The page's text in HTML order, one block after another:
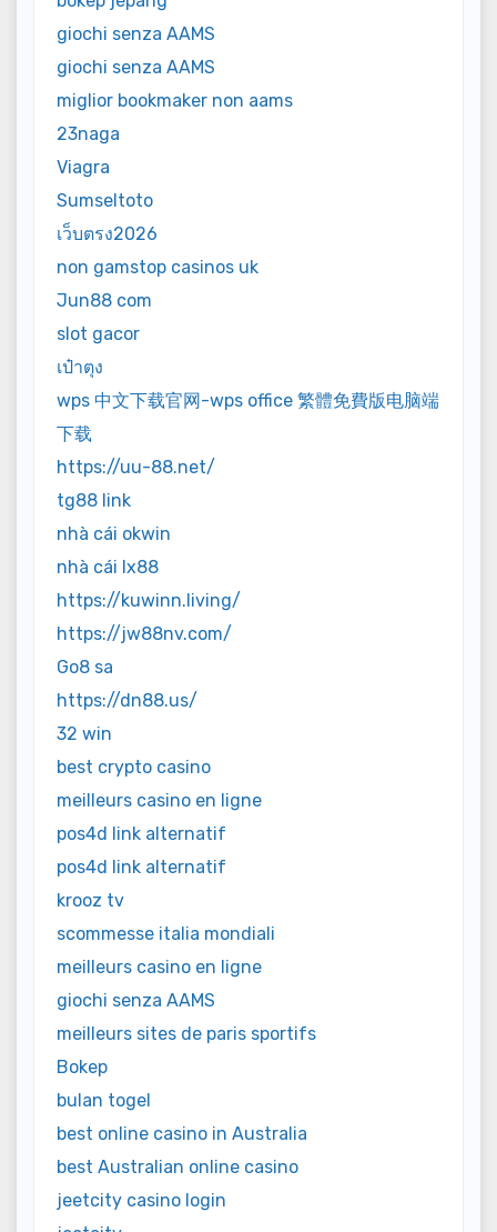
giochi senza AAMS
giochi senza AAMS
miglior bookmaker non aams
23naga
Viagra
Sumseltoto
เว็บตรง2026
non gamstop casinos uk
Jun88 com
slot gacor
เป๋าตุง
wps 中文下载官网-wps office 繁體免費版电脑端
下载
https://uu-88.net/
tg88 link
nhà cái okwin
nhà cái lx88
https://kuwinn.living/
https://jw88nv.com/
Go8 sa
https://dn88.us/
32 win
best crypto casino
meilleurs casino en ligne
pos4d link alternatif
pos4d link alternatif
krooz tv
scommesse italia mondiali
meilleurs casino en ligne
giochi senza AAMS
meilleurs sites de paris sportifs
Bokep
bulan togel
best online casino in Australia
best Australian online casino
jeetcity casino login